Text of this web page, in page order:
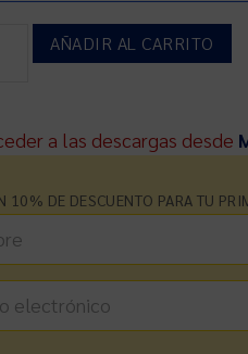
AÑADIR AL CARRITO
a las descargas desde
10% DE DESCUENTO PARA TU